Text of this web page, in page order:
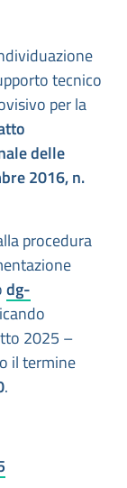
tecnico
per la
delle
2016, n.
procedura
dg-
2025 –
il termine
.